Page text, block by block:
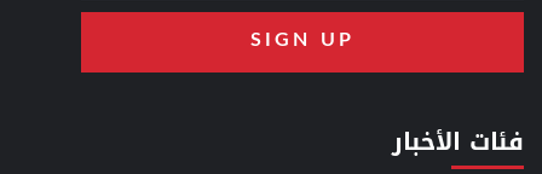
فئات الأخبار